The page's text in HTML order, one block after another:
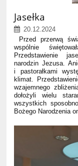
Jasełka
20.12.2024
Przed przerwą
wspólnie
Przedstawienie
narodzin Jezusa.
i pastorałkami
klimat.
wzajemnego
dołożyli wielu
wszystkich
Bożego Narodzenia